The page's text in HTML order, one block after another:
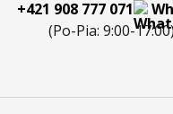
Servis a
reklamácie
KontaktyKariéra
+421 908 777 071
(Po-Pia: 9:00-